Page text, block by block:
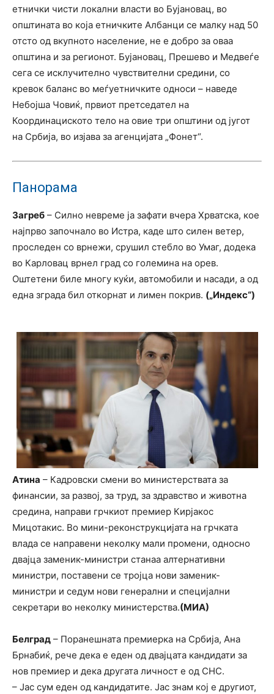
етнички чисти локални власти во Бујановац, во
општината во која етничките Албанци се малку над 50
отсто од вкупното население, не е добро за оваа
општина и за регионот. Бујановац, Прешево и Медвеѓе
сега се исклучително чувствителни средини, со
кревок баланс во меѓуетничките односи – наведе
Небојша Човиќ, првиот претседател на
Координациското тело на овие три општини од југот
на Србија, во изјава за агенцијата „Фонет“.
Панорама
Загреб – Силно невреме ја зафати вчера Хрватска, кое
најпрво започнало во Истра, каде што силен ветер,
проследен со врнежи, срушил стебло во Умаг, додека
во Карловац врнел град со големина на орев.
Оштетени биле многу куќи, автомобили и насади, а од
една зграда бил откорнат и лимен покрив. („Индекс“)
Атина – Кадровски смени во министерствата за
финансии, за развој, за труд, за здравство и животна
средина, направи грчкиот премиер Кирјакос
Мицотакис. Во мини-реконструкцијата на грчката
влада се направени неколку мали промени, односно
двајца заменик-министри станаа алтернативни
министри, поставени се тројца нови заменик-
министри и седум нови генерални и специјални
секретари во неколку министерства.(МИА)
Белград – Поранешната премиерка на Србија, Ана
Брнабиќ, рече дека е еден од двајцата кандидати за
нов премиер и дека другата личност е од СНС.
– Јас сум еден од кандидатите. Јас знам кој е другиот,